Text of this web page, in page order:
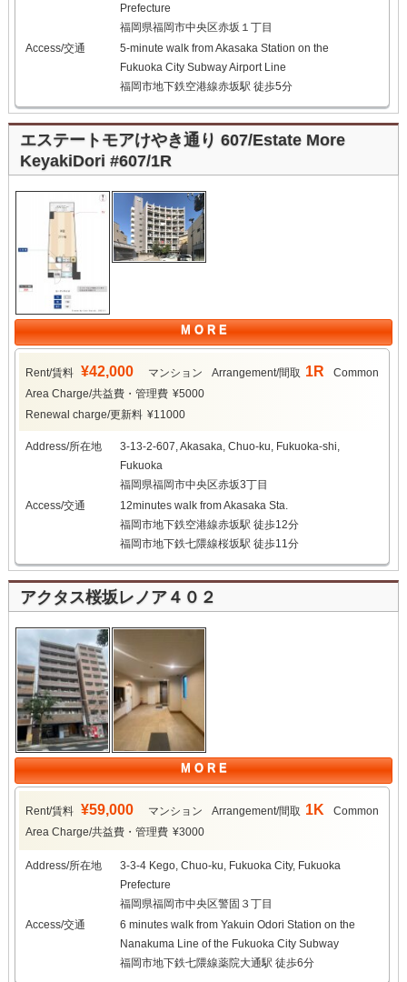
Prefecture
福岡県福岡市中央区赤坂１丁目
Access/交通
5-minute walk from Akasaka Station on the
Fukuoka City Subway Airport Line
福岡市地下鉄空港線赤坂駅 徒歩5分
エステートモアけやき通り 607/Estate More
KeyakiDori #607/1R
M O R E
Rent/賃料 ¥42,000 マンション Arrangement/間取 1R
Common
Area Charge/共益費・管理費 ¥5000
Renewal charge/更新料 ¥11000
Address/所在地
3-13-2-607, Akasaka, Chuo-ku, Fukuoka-shi,
Fukuoka
福岡県福岡市中央区赤坂3丁目
Access/交通
12minutes walk from Akasaka Sta.
福岡市地下鉄空港線赤坂駅 徒歩12分
福岡市地下鉄七隈線桜坂駅 徒歩11分
アクタス桜坂レノア４０２
M O R E
Rent/賃料 ¥59,000 マンション Arrangement/間取 1K
Common
Area Charge/共益費・管理費 ¥3000
Address/所在地
3-3-4 Kego, Chuo-ku, Fukuoka City, Fukuoka
Prefecture
福岡県福岡市中央区警固３丁目
Access/交通
6 minutes walk from Yakuin Odori Station on the
Nanakuma Line of the Fukuoka City Subway
福岡市地下鉄七隈線薬院大通駅 徒歩6分